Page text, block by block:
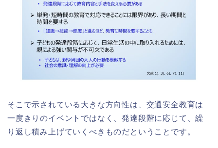
そこで示されている大きな方向性は、交通安全教育は
一度きりのイベントではなく、発達段階に応じて、繰
り返し積み上げていくべきものだということです。